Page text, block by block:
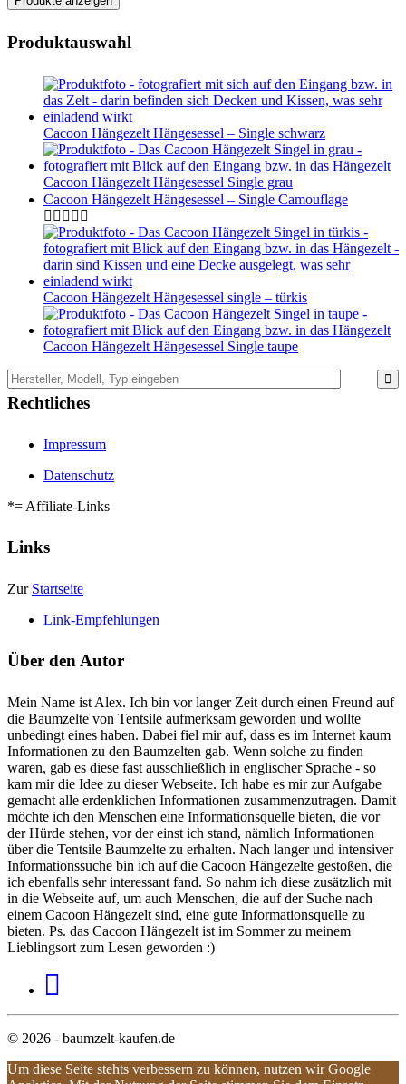
Produktauswahl
Cacoon Hängezelt Hängesessel – Single schwarz
Cacoon Hängezelt Hängesessel Single grau
Cacoon Hängezelt Hängesessel – Single Camouflage
Cacoon Hängezelt Hängesessel single – türkis
Cacoon Hängezelt Hängesessel Single taupe
Rechtliches
Impressum
Datenschutz
*= Affiliate-Links
Links
Zur Startseite
Link-Empfehlungen
Über den Autor
Mein Name ist Alex. Ich bin vor langer Zeit durch einen Freund auf
die Baumzelte von Tentsile aufmerksam geworden und wollte
unbedingt eines haben. Dabei fiel mir auf, dass es im Internet kaum
Informationen zu den Baumzelten gab. Wenn solche zu finden
waren, gab es diese fast ausschließlich in englischer Sprache - so
kam mir die Idee zu dieser Webseite. Ich habe es mir zur Aufgabe
gemacht alle erdenklichen Informationen zusammenzutragen. Damit
möchte ich den Menschen eine Informationsquelle bieten, die vor
der Hürde stehen, vor der einst ich stand, nämlich Informationen
über die Tentsile Baumzelte zu erhalten. Nach langer und intensiver
Informationssuche bin ich auf die Cacoon Hängezelte gestoßen, die
ich ebenfalls sehr interessant fand. So nahm ich diese zusätzlich mit
in die Webseite auf, um auch Menschen, die auf der Suche nach
einem Cacoon Hängezelt sind, eine gute Informationsquelle zu
bieten. Ps. das Cacoon Hängezelt ist im Sommer zu meinem
Lieblingsort zum Lesen geworden :)
© 2026 - baumzelt-kaufen.de
Um diese Seite stehts verbessern zu können, nutzen wir Google